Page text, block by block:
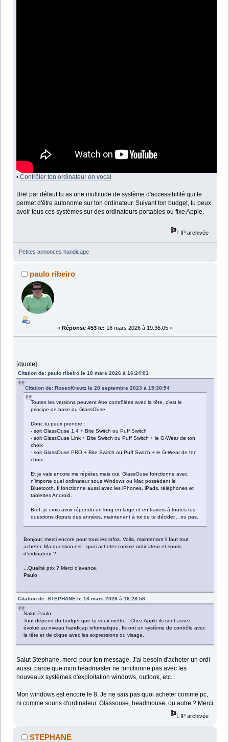
•Contrôler ton ordinateur en vocal
Bref par défaut tu as une multitude de système d'accessibilité qui te
permet d'être autonome sur ton ordinateur. Suivant ton budget, tu peux
avoir tous ces systèmes sur des ordinateurs portables ou fixe Apple.
IP archivée
Petites annonces handicape
paulo ribeiro
« Réponse #53 le: 18 mars 2026 à 19:36:05 »
[/quote]
Citation de: paulo ribeiro le 18 mars 2026 à 16:24:01
Citation de: RosenKreutz le 28 septembre 2023 à 15:30:54
Toutes les versions peuvent être contrôlées avec la tête, c'est le
principe de base du GlassOuse.
Donc tu peux prendre :
- soit GlassOuse 1.4 + Bite Switch ou Puff Switch
- soit GlassOuse Link + Bite Switch ou Puff Switch + le G-Wear de ton
choix
- soit GlassOuse PRO + Bite Switch ou Puff Switch + le G-Wear de ton
choix
Et je vais encore me répéter, mais oui, GlassOuse fonctionne avec
n'importe quel ordinateur sous Windows ou Mac possédant le
Bluetooth. Il fonctionne aussi avec les iPhones, iPads, téléphones et
tablettes Android.
Bref, je crois avoir répondu en long en large et en travers à toutes tes
questions depuis des années, maintenant à toi de te décider... ou pas.
Bonjour, merci encore pour tous les infos. Voila, maintenant il faut tout
acheter. Ma question est : quoi acheter comme ordinateur et souris
d'ordinateur ?
...Qualité prix ? Merci d'avance,
Paulo
Citation de: STEPHANE le 18 mars 2026 à 16:28:58
Salut Paulo
Tout dépend du budget que tu veux mettre ! Chez Apple ils sont assez
évolué au niveau handicap informatique. Ils ont un système de contrôle avec
la tête et de clique avec les expressions du visage.
Salut Stephane, merci pour ton message. J'ai besoin d'acheter un ordi
aussi, parce que mon headmaster ne fonctionne pas avec les
nouveaux systèmes d'exploitation windows, outlook, etc...
Mon windows est encore le 8. Je ne sais pas quoi acheter comme pc,
ni comme souris d'ordinateur. Glassouse, headmouse, ou autre ? Merci
IP archivée
STEPHANE